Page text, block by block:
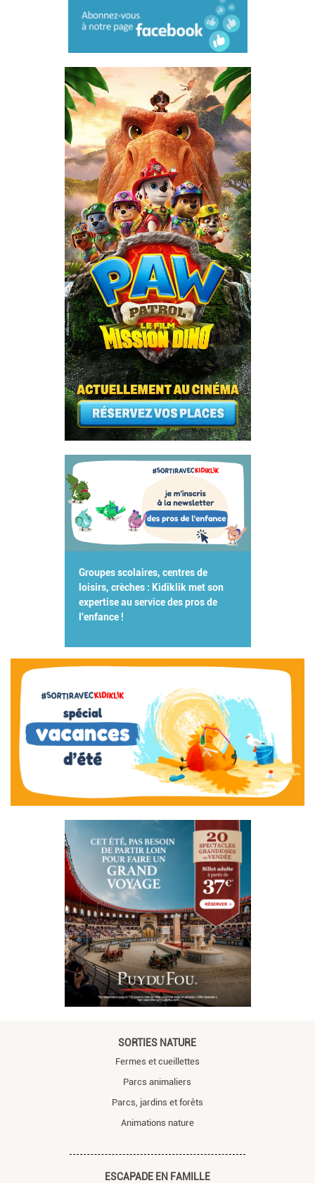
Groupes scolaires, centres de
loisirs, crèches : Kidiklik met son
expertise au service des pros de
l'enfance !
SORTIES NATURE
Fermes et cueillettes
Parcs animaliers
Parcs, jardins et forêts
Animations nature
ESCAPADE EN FAMILLE